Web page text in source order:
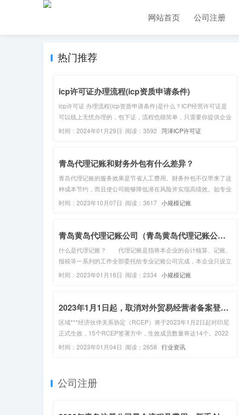
网站首页 公司注册
热门推荐
icp许可证办理流程(icp资质申请条件)
icp许可证 办理流程(icp资质申请条件)是什么？ICP经营许可证是
可以线上无忧办理的，包下证，流程也很简单，只需要你提供企业
营业执照、法人身份证这些基础材料就可以。加急10-20工作日拿
时间：2024年01月29日 阅读：3592 菏泽ICP许可证
青岛代理记账和财务外包有什么差异？
青岛代理记账的服务效果是节省人工费用。财务外包不仅带来了这
种成本节约，而且使公司能够降低潜在风险并实现高绩效。如专业
的财务外包服务可以为企业提供各类税收筹划建议，减轻企业税
时间：2023年10月07日 阅读：3617 小规模记账
青岛黄岛代理记账公司（青岛黄岛代理记账公司电话和记...
什么是代理记账？ 代理记账是指将本企业的会计核算、记账、
报税等一系列的工作全部委托给专业记账公司完成，本企业只设立
出纳人员，负责日常货币收支业务和财产保管等工作。代理记账公
时间：2023年01月16日 阅读：2334 小规模记账
2023年1月1日起，取消对外贸易经营者备案登记手...
区域***经济伙伴关系协定（RCEP）将于2023年1月2日起对印尼
正式生效，15个RCEP签署方中，生效成员数量将达14个。2022
年12月30日，全国人民代表大会常务委员会关于修改《中华人民
时间：2023年01月04日 阅读：2658 行业资讯
公司注册